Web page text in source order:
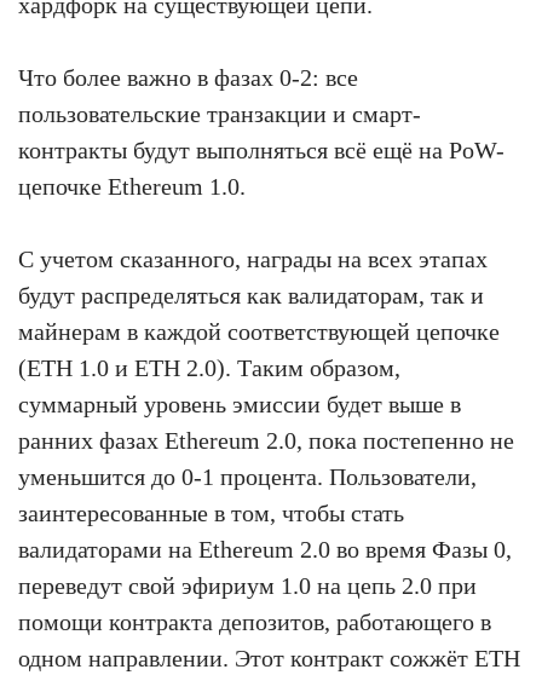
Что более важно в фазах 0-2: все
пользовательские транзакции и смарт-
контракты будут выполняться всё ещё на PoW-
цепочке Ethereum 1.0.
С учетом сказанного, награды на всех этапах
будут распределяться как валидаторам, так и
майнерам в каждой соответствующей цепочке
(ETH 1.0 и ETH 2.0). Таким образом,
суммарный уровень эмиссии будет выше в
ранних фазах Ethereum 2.0, пока постепенно не
уменьшится до 0-1 процента. Пользователи,
заинтересованные в том, чтобы стать
валидаторами на Ethereum 2.0 во время Фазы 0,
переведут свой эфириум 1.0 на цепь 2.0 при
помощи контракта депозитов, работающего в
одном направлении. Этот контракт сожжёт ETH